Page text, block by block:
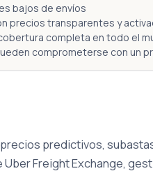
bajos de envíos
precios transparentes y
completa en todo el
comprometerse con un
predictivos,
Freight Exchange,